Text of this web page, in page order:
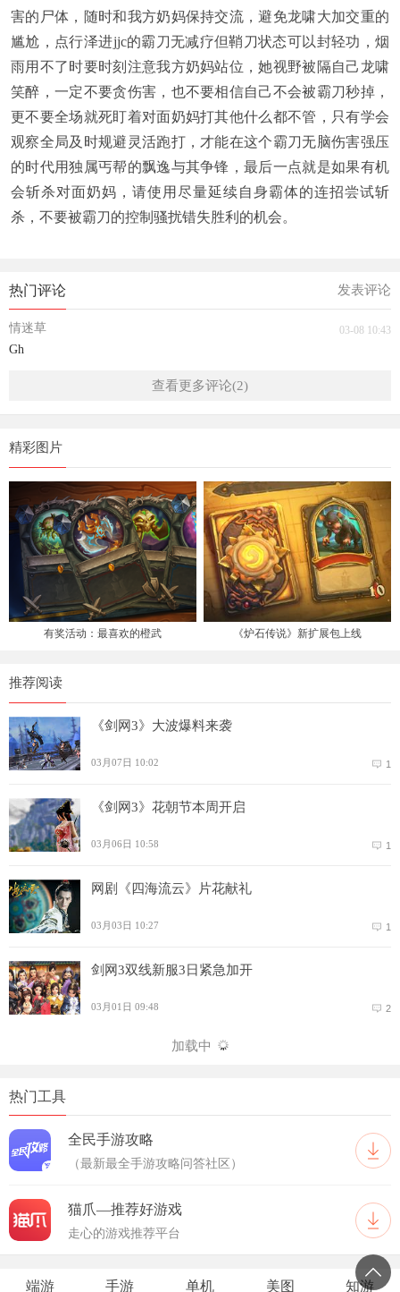
害的尸体，随时和我方奶妈保持交流，避免龙啸大加交重的
尴尬，点行泽进jjc的霸刀无减疗但鞘刀状态可以封轻功，烟
雨用不了时要时刻注意我方奶妈站位，她视野被隔自己龙啸
笑醉，一定不要贪伤害，也不要相信自己不会被霸刀秒掉，
更不要全场就死盯着对面奶妈打其他什么都不管，只有学会
观察全局及时规避灵活跑打，才能在这个霸刀无脑伤害强压
的时代用独属丐帮的飘逸与其争锋，最后一点就是如果有机
会斩杀对面奶妈，请使用尽量延续自身霸体的连招尝试斩
杀，不要被霸刀的控制骚扰错失胜利的机会。
热门评论 发表评论
情迷草 03-08 10:43
Gh
查看更多评论(2)
精彩图片
有奖活动：最喜欢的橙武 《炉石传说》新扩展包上线
推荐阅读
《剑网3》大波爆料来袭
03月07日 10:02 1
《剑网3》花朝节本周开启
03月06日 10:58 1
网剧《四海流云》片花献礼
03月03日 10:27 1
剑网3双线新服3日紧急加开
03月01日 09:48 2
加载中
热门工具
全民手游攻略
（最新最全手游攻略问答社区）
猫爪—推荐好游戏
走心的游戏推荐平台
端游 手游 单机 美图 知游